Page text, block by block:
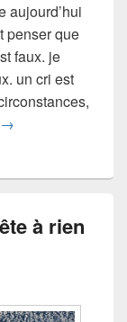
aujourd’hui
penser que
faux. je
un cri est
#boost #05 | cri
→
à rien